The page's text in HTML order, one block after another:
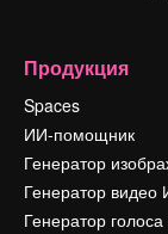
Продукция
Spaces
ИИ-помощник
Генератор
Генератор видео
Генератор